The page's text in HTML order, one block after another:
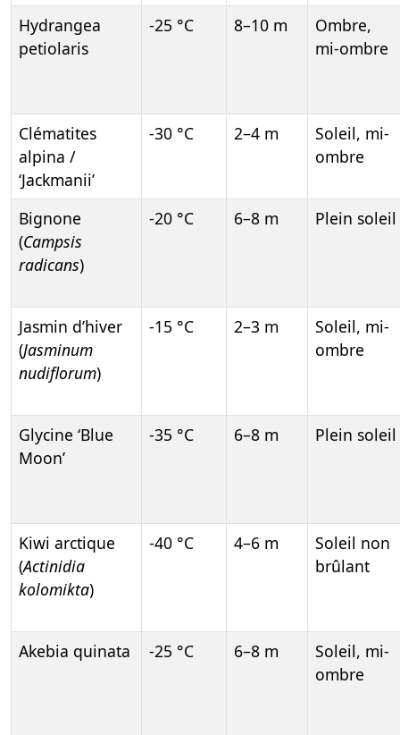
Hydrangea
petiolaris
-25 °C 8–10 m
Ombre,
mi-ombre
Clématites
alpina /
‘Jackmanii’
-30 °C 2–4 m
Soleil, mi-
ombre
Bignone
(Campsis
radicans)
-20 °C 6–8 m Plein soleil
Jasmin d’hiver
(Jasminum
nudiflorum)
-15 °C 2–3 m
Soleil, mi-
ombre
Glycine ‘Blue
Moon’
-35 °C 6–8 m Plein soleil
Kiwi arctique
(Actinidia
kolomikta)
-40 °C 4–6 m
Soleil non
brûlant
Akebia quinata -25 °C 6–8 m
Soleil, mi-
ombre